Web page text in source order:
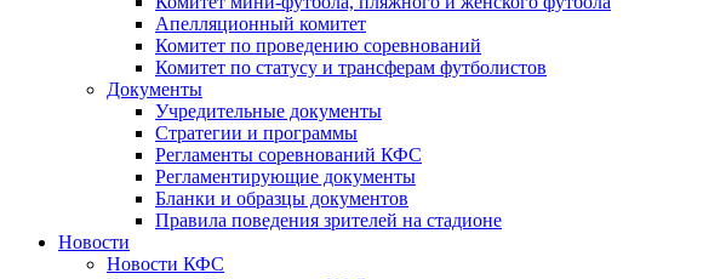
Апелляционный комитет
Комитет по проведению соревнований
Комитет по статусу и трансферам футболистов
Документы
Учредительные документы
Стратегии и программы
Регламенты соревнований КФС
Регламентирующие документы
Бланки и образцы документов
Правила поведения зрителей на стадионе
Новости
Новости КФС